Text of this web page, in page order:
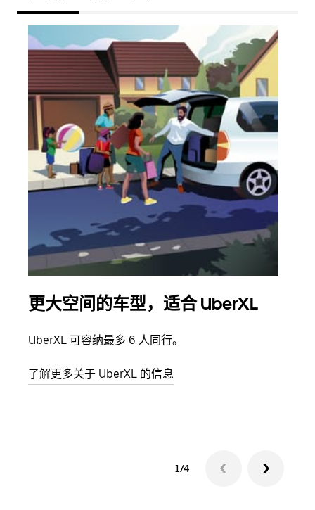
更大空间的车型，适合 UberXL
UberXL 可容纳最多 6 人同行。
了解更多关于 UberXL 的信息
1/4